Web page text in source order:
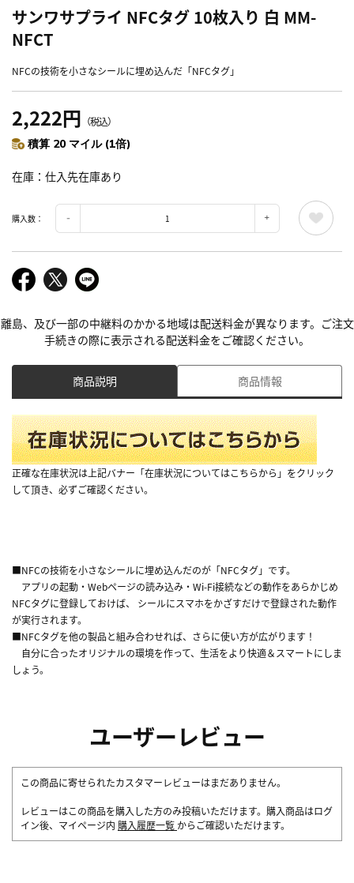
サンワサプライ NFCタグ 10枚入り 白 MM-
NFCT
NFCの技術を小さなシールに埋め込んだ「NFCタグ」
2,222円 （税込）
積算 20 マイル (1倍)
在庫 仕入先在庫あり
購入数：
離島、及び一部の中継料のかかる地域は配送料金が異なります。ご注文
手続きの際に表示される配送料金をご確認ください。
商品説明 商品情報
正確な在庫状況は上記バナー「在庫状況についてはこちらから」をクリック
して頂き、必ずご確認ください。
■NFCの技術を小さなシールに埋め込んだのが「NFCタグ」です。
アプリの起動・Webページの読み込み・Wi-Fi接続などの動作をあらかじめ
NFCタグに登録しておけば、 シールにスマホをかざすだけで登録された動作
が実行されます。
■NFCタグを他の製品と組み合わせれば、さらに使い方が広がります！
自分に合ったオリジナルの環境を作って、生活をより快適＆スマートにしま
しょう。
ユーザーレビュー
この商品に寄せられたカスタマーレビューはまだありません。
レビューはこの商品を購入した方のみ投稿いただけます。購入商品はログ
イン後、マイページ内 購入履歴一覧 からご確認いただけます。